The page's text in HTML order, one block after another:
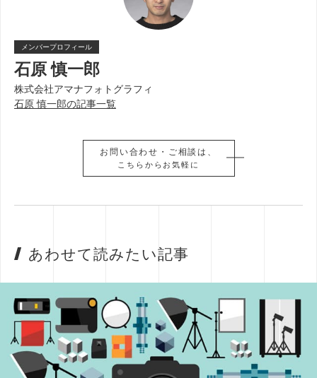
メンバープロフィール
石原 慎一郎
株式会社アマナフォトグラフィ
石原 慎一郎の記事一覧
お問い合わせ・ご相談は、
こちらからお気軽に
お問い合わせ・ご相談は、
こちらからお気軽に
あわせて読みたい記事